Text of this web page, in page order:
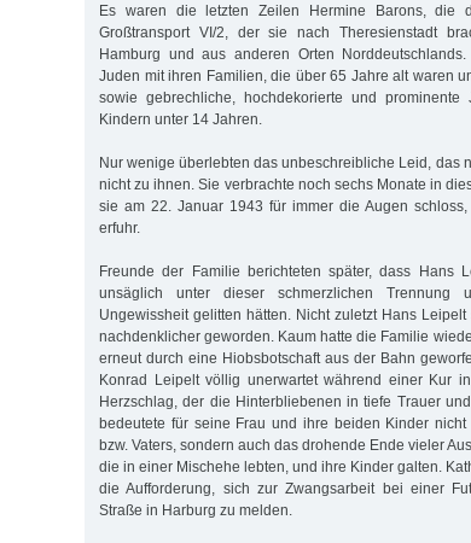
Es waren die letzten Zeilen Hermine Barons, die
Großtransport VI/2, der sie nach Theresienstadt
Hamburg und aus anderen Orten
Juden mit ihren Familien, die über 65 Jahre alt waren
sowie gebrechliche, hochdekorierte und
Kindern unter 14 Jahren.
Nur wenige überlebten das unbeschreibliche Leid, das
nicht zu ihnen. Sie verbrachte noch sechs Monate in
sie am 22. Januar 1943 für immer die Augen
erfuhr.
Freunde der Familie berichteten später, dass Hans
unsäglich unter dieser schmerzlichen Trennung
Ungewissheit gelitten hätten. Nicht zuletzt Hans
nachdenklicher geworden. Kaum hatte die Familie
erneut durch eine Hiobsbotschaft aus der Bahn
Konrad Leipelt völlig unerwartet während einer Kur
Herzschlag, der die Hinterbliebenen in tiefe Trauer
bedeutete für seine Frau und ihre beiden Kinder
bzw. Vaters, sondern auch das drohende Ende vieler
die in einer Mischehe lebten, und ihre Kinder galten.
die Aufforderung, sich zur Zwangsarbeit bei einer
Straße in Harburg zu melden.